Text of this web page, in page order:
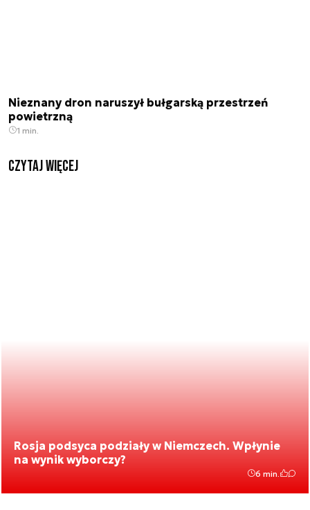
Nieznany dron naruszył bułgarską przestrzeń
powietrzną
1 min.
czytaj więcej
Rosja podsyca podziały w Niemczech. Wpłynie
na wynik wyborczy?
6 min.